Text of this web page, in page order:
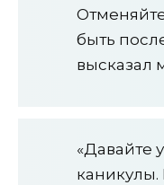
быть
высказал
«Давайте
каникулы.